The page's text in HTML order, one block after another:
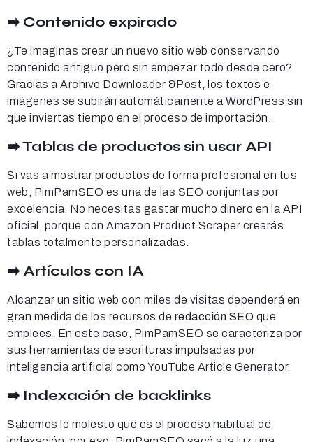
➡️ Contenido expirado
¿Te imaginas crear un nuevo sitio web conservando
contenido antiguo pero sin empezar todo desde cero?
Gracias a Archive Downloader &Post, los textos e
imágenes se subirán automáticamente a WordPress sin
que inviertas tiempo en el proceso de importación.
➡️ Tablas de productos sin usar API
Si vas a mostrar productos de forma profesional en tus
web, PimPamSEO es una de las SEO conjuntas por
excelencia. No necesitas gastar mucho dinero en la API
oficial, porque con Amazon Product Scraper crearás
tablas totalmente personalizadas.
➡️ Artículos con IA
Alcanzar un sitio web con miles de visitas dependerá en
gran medida de los recursos de redacción SEO que
emplees. En este caso, PimPamSEO se caracteriza por
sus herramientas de escrituras impulsadas por
inteligencia artificial como YouTube Article Generator.
➡️ Indexación de backlinks
Sabemos lo molesto que es el proceso habitual de